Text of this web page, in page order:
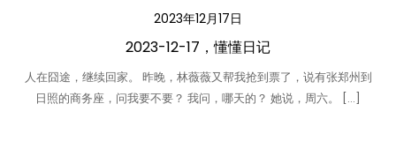
2023年12月17日
2023-12-17，懂懂日记
人在囧途，继续回家。 昨晚，林薇薇又帮我抢到票了，说有张郑州到
日照的商务座，问我要不要？ 我问，哪天的？ 她说，周六。 […]